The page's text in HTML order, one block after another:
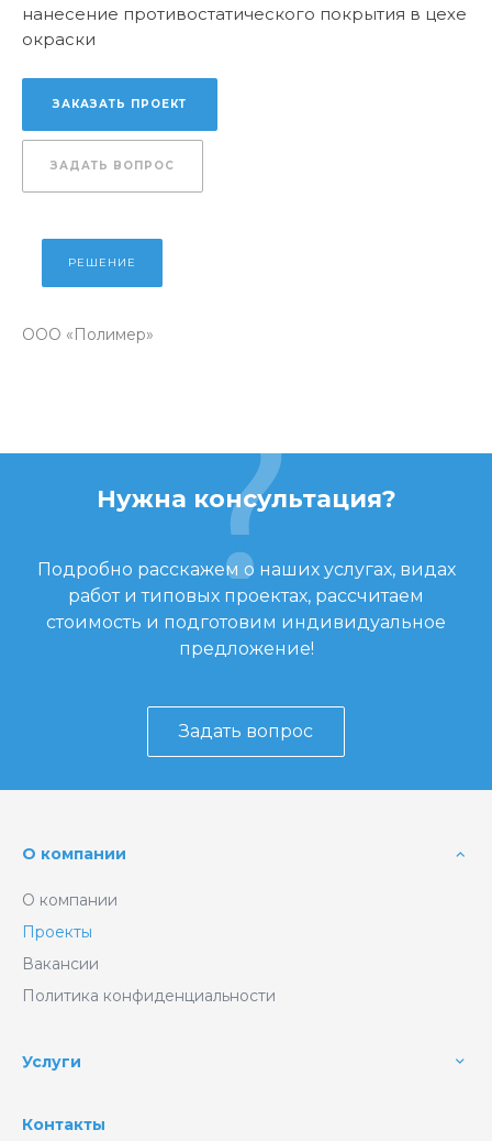
нанесение противостатического покрытия в цехе
окраски
ЗАКАЗАТЬ ПРОЕКТ
ЗАДАТЬ ВОПРОС
РЕШЕНИЕ
ООО «Полимер»
Нужна консультация?
Подробно расскажем о наших услугах, видах
работ и типовых проектах, рассчитаем
стоимость и подготовим индивидуальное
предложение!
Задать вопрос
О компании
О компании
Проекты
Вакансии
Политика конфиденциальности
Услуги
Контакты